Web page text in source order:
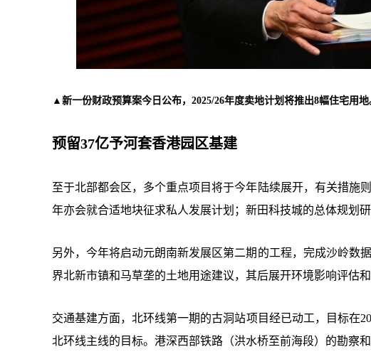
▲新一份财政预算案今日公布，2025/26年度卖地计划将推出8幅住宅用地
预留37亿予河套香港园区基建
至于北部都会区，多个重点项目将于今年陆续展开，有关措施
年亦会就合适地块征求私人发展计划；新田科技城的总体规划
另外，今年将启动元朗南新发展区第二期的工程，完成沙岭数
界北新市镇和马草垄的土地用途建议，其后展开环境影响评估和
交通基建方面，北环线第一期的古洞站项目经已动工，目标在
北环线主线的目标。港深西部铁路（洪水桥至前海段）的勘察